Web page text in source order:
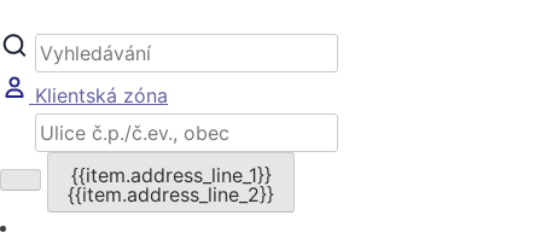
Klientská zóna
{{item.address_line_1}}
{{item.address_line_2}}